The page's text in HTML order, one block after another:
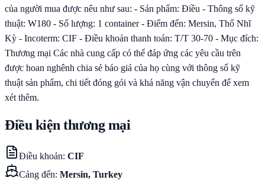
của người mua được nêu như sau: - Sản phẩm: Điều - Thông số kỹ
thuật: W180 - Số lượng: 1 container - Điểm đến: Mersin, Thổ Nhĩ
Kỳ - Incoterm: CIF - Điều khoản thanh toán: T/T 30-70 - Mục đích:
Thương mại Các nhà cung cấp có thể đáp ứng các yêu cầu trên
được hoan nghênh chia sẻ báo giá của họ cùng với thông số kỹ
thuật sản phẩm, chi tiết đóng gói và khả năng vận chuyển để xem
xét thêm.
Điều kiện thương mại
Điều khoản: CIF
Cảng đến: Mersin, Turkey